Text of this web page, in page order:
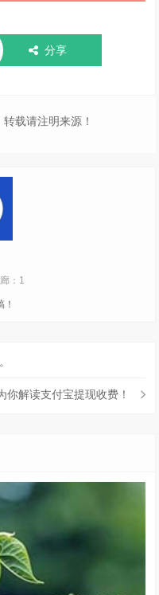
分享
转载请注明来源！
：1
你解读支付宝提现收费！